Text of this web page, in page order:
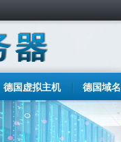
德国虚拟主机 德国域名